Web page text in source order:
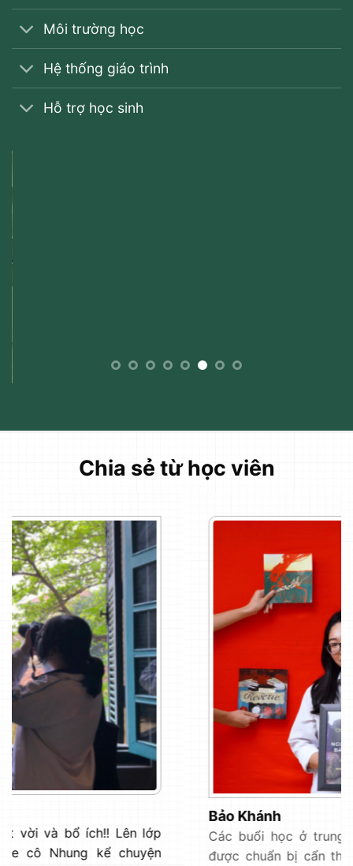
Môi trường học
Hệ thống giáo trình
Hỗ trợ học sinh
Chia sẻ từ học viên
Các buổi học ở trung tâm rất thú vị, tài liệu
được chuẩn bị cẩn thận, các chị ở trung tâm